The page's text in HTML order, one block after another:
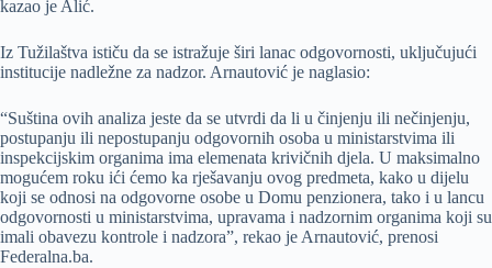
kazao je Alić.
Iz Tužilaštva ističu da se istražuje širi lanac odgovornosti, uključujući
institucije nadležne za nadzor. Arnautović je naglasio:
“Suština ovih analiza jeste da se utvrdi da li u činjenju ili nečinjenju,
postupanju ili nepostupanju odgovornih osoba u ministarstvima ili
inspekcijskim organima ima elemenata krivičnih djela. U maksimalno
mogućem roku ići ćemo ka rješavanju ovog predmeta, kako u dijelu
koji se odnosi na odgovorne osobe u Domu penzionera, tako i u lancu
odgovornosti u ministarstvima, upravama i nadzornim organima koji su
imali obavezu kontrole i nadzora”, rekao je Arnautović, prenosi
Federalna.ba.